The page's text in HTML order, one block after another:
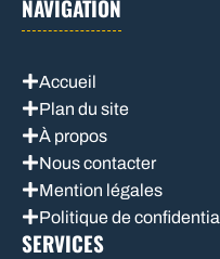
NAVIGATION
Accueil
Plan du site
À propos
Nous contacter
Mention légales
Politique de
SERVICES